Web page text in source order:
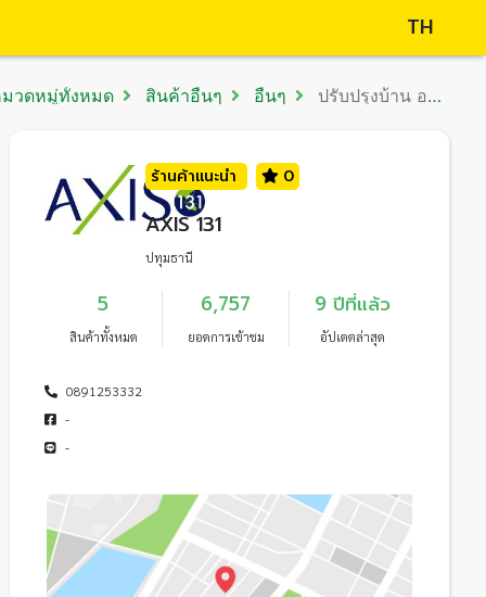
TH
วดหมู่ทั้งหมด สินค้าอื่นๆ อื่นๆ ปรับปรุงบ้าน อาคาร
ร้านค้าแนะนำ 0
AXIS 131
ปทุมธานี
5
สินค้าทั้งหมด
6,757
ยอดการเข้าชม
9 ปีที่แล้ว
อัปเดตล่าสุด
0891253332
-
-